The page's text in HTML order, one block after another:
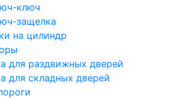
ключ
защелка
на цилиндр
для раздвижных дверей
для складных дверей